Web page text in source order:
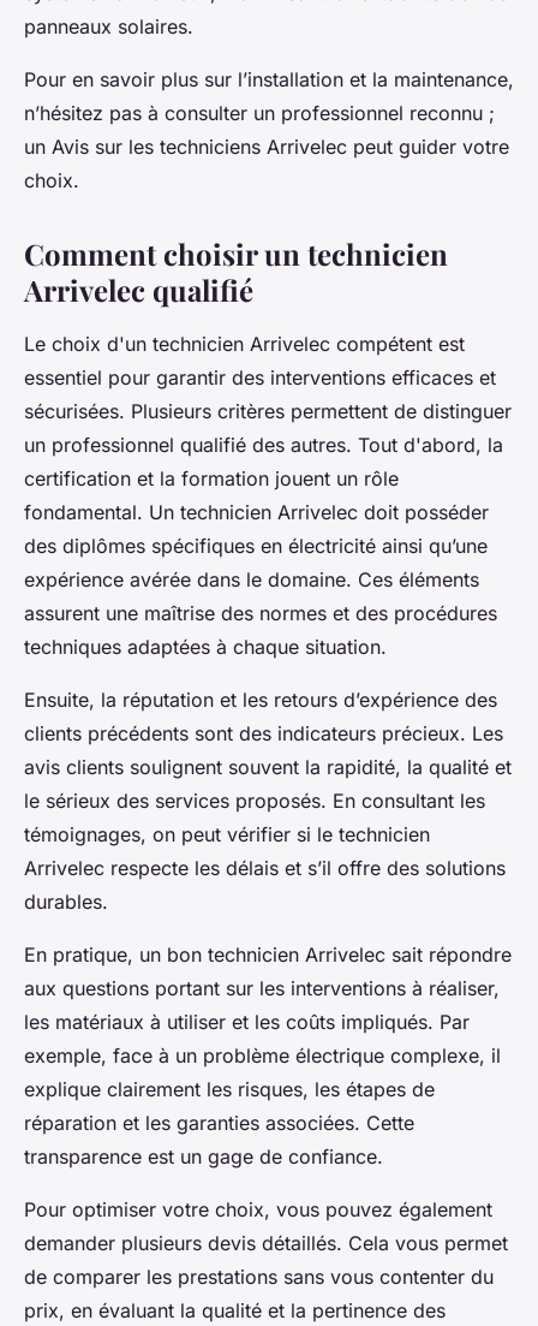
panneaux solaires.
Pour en savoir plus sur l’installation et la maintenance,
n’hésitez pas à consulter un professionnel reconnu ;
un Avis sur les techniciens Arrivelec peut guider votre
choix.
Comment choisir un technicien
Arrivelec qualifié
Le choix d'un technicien Arrivelec compétent est
essentiel pour garantir des interventions efficaces et
sécurisées. Plusieurs critères permettent de distinguer
un professionnel qualifié des autres. Tout d'abord, la
certification et la formation jouent un rôle
fondamental. Un technicien Arrivelec doit posséder
des diplômes spécifiques en électricité ainsi qu’une
expérience avérée dans le domaine. Ces éléments
assurent une maîtrise des normes et des procédures
techniques adaptées à chaque situation.
Ensuite, la réputation et les retours d’expérience des
clients précédents sont des indicateurs précieux. Les
avis clients soulignent souvent la rapidité, la qualité et
le sérieux des services proposés. En consultant les
témoignages, on peut vérifier si le technicien
Arrivelec respecte les délais et s’il offre des solutions
durables.
En pratique, un bon technicien Arrivelec sait répondre
aux questions portant sur les interventions à réaliser,
les matériaux à utiliser et les coûts impliqués. Par
exemple, face à un problème électrique complexe, il
explique clairement les risques, les étapes de
réparation et les garanties associées. Cette
transparence est un gage de confiance.
Pour optimiser votre choix, vous pouvez également
demander plusieurs devis détaillés. Cela vous permet
de comparer les prestations sans vous contenter du
prix, en évaluant la qualité et la pertinence des